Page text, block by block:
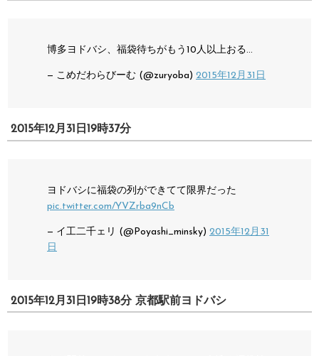
博多ヨドバシ、福袋待ちがもう10人以上おる…
— こめだわらびーむ (@zuryoba) 2015年12月31日
2015年12月31日19時37分
ヨドバシに福袋の列ができてて限界だった
pic.twitter.com/YVZrba9nCb
— イ工二千ェリ (@Poyashi_minsky) 2015年12月31
日
2015年12月31日19時38分 京都駅前ヨドバシ